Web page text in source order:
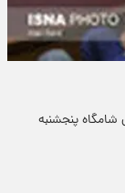
پنجشنبه